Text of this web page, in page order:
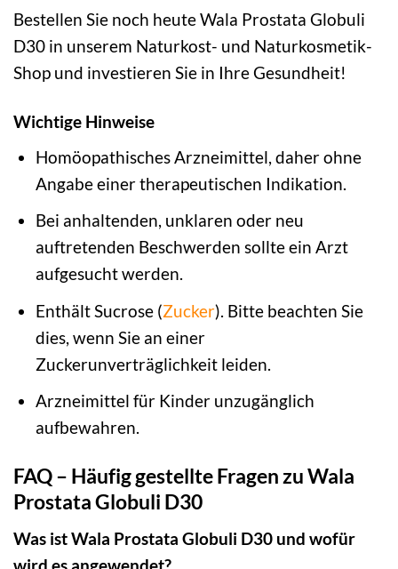
Bestellen Sie noch heute Wala Prostata Globuli
D30 in unserem Naturkost- und Naturkosmetik-
Shop und investieren Sie in Ihre Gesundheit!
Wichtige Hinweise
Homöopathisches Arzneimittel, daher ohne
Angabe einer therapeutischen Indikation.
Bei anhaltenden, unklaren oder neu
auftretenden Beschwerden sollte ein Arzt
aufgesucht werden.
Enthält Sucrose (Zucker). Bitte beachten Sie
dies, wenn Sie an einer
Zuckerunverträglichkeit leiden.
Arzneimittel für Kinder unzugänglich
aufbewahren.
FAQ – Häufig gestellte Fragen zu Wala
Prostata Globuli D30
Was ist Wala Prostata Globuli D30 und wofür
wird es angewendet?